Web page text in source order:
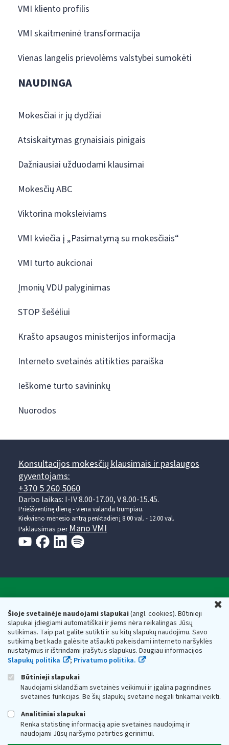
Šioje svetainėje naudojami slapukai(angl. cookies). Būtinieji
slapukai įdiegiami automatiškai ir jiems nėra reikalingas Jūsų
sutikimas. Taip pat galite sutikti ir su kitų slapukų naudojimu. Savo
sutikimą bet kada galėsite atšaukti pakeisdami interneto naršyklės
nustatymus ir ištrindami įrašytus slapukus. Daugiau informacijos
Slapukų politika
; Privatumo politika.
Būtinieji slapukai
Naudojami sklandžiam svetainės veikimui ir įgalina pagrindines
svetainės funkcijas. Be šių slapukų svetainė negali tinkamai veikti.
Analitiniai slapukai
Renka statistinę informaciją apie svetainės naudojimą ir
naudojami Jūsų naršymo patirties gerinimui.
VMI kliento profilis
VMI skaitmeninė transformacija
Vienas langelis prievolėms valstybei sumokėti
NAUDINGA
Mokesčiai ir jų dydžiai
Atsiskaitymas grynaisiais pinigais
Dažniausiai užduodami klausimai
Mokesčių ABC
Viktorina moksleiviams
VMI kviečia į „Pasimatymą su mokesčiais“
VMI turto aukcionai
Įmonių VDU palyginimas
STOP šešėliui
Krašto apsaugos ministerijos informacija
Interneto svetainės atitikties paraiška
Ieškome turto savininkų
Nuorodos
Konsultacijos mokesčių klausimais ir paslaugos
gyventojams:
+370 5 260 5060
Darbo laikas: I-IV 8.00-17.00, V 8.00-15.45.
Prieššventinę dieną - viena valanda trumpiau.
Kiekvieno mėnesio antrą penktadienį 8.00 val. - 12.00 val.
Paklausimas per Mano VMI
Respublikos finansų ministerijos
Biudžetinė įstaiga. Juridinio asmens kodas — 188659752,
adresas: Vasario 16-osios g. 14, 01107 Vilnius, Lietuva, el.paštas:
vmi@vmi.lt, E. pristatymo dėžutės adresas 188659752
Duomenys apie Valstybinę mokesčių inspekciją prie Lietuvos
Respublikos finansų ministerijos kaupiami ir saugomi Juridinių